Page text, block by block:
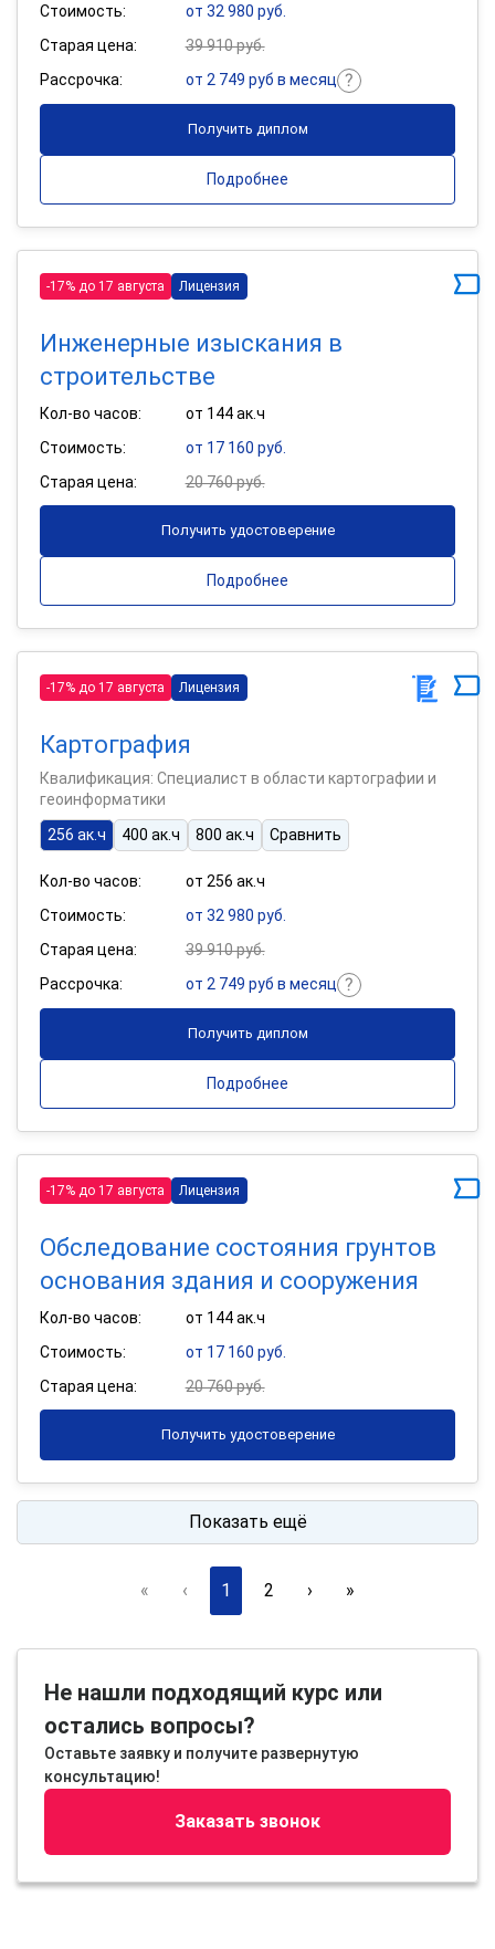
Стоимость:
от 32 980 руб.
Старая цена:
39 910 руб.
Рассрочка:
от 2 749 руб в месяц
Получить диплом
Подробнее
-17% до 17 августа Лицензия
Инженерные изыскания в
строительстве
Кол-во часов:
от 144 ак.ч
Стоимость:
от 17 160 руб.
Старая цена:
20 760 руб.
Получить удостоверение
Подробнее
-17% до 17 августа Лицензия
Картография
Квалификация: Специалист в области картографии и
геоинформатики
256 ак.ч
400 ак.ч 800 ак.ч Сравнить
Кол-во часов:
от 256 ак.ч
Стоимость:
от 32 980 руб.
Старая цена:
39 910 руб.
Рассрочка:
от 2 749 руб в месяц
Получить диплом
Подробнее
-17% до 17 августа Лицензия
Обследование состояния грунтов
основания здания и сооружения
Кол-во часов:
от 144 ак.ч
Стоимость:
от 17 160 руб.
Старая цена:
20 760 руб.
Получить удостоверение
Показать ещё
« ‹ 1 2 › »
Не нашли подходящий курс или
остались вопросы?
Оставьте заявку и получите развернутую
консультацию!
Заказать звонок